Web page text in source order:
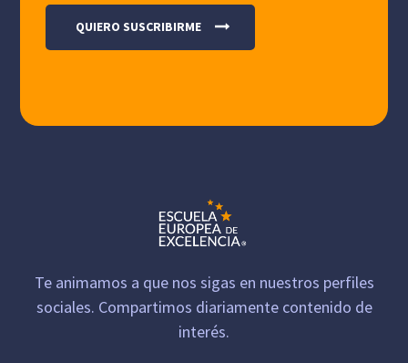
Te animamos a que nos sigas en nuestros perfiles
sociales. Compartimos diariamente contenido de
interés.